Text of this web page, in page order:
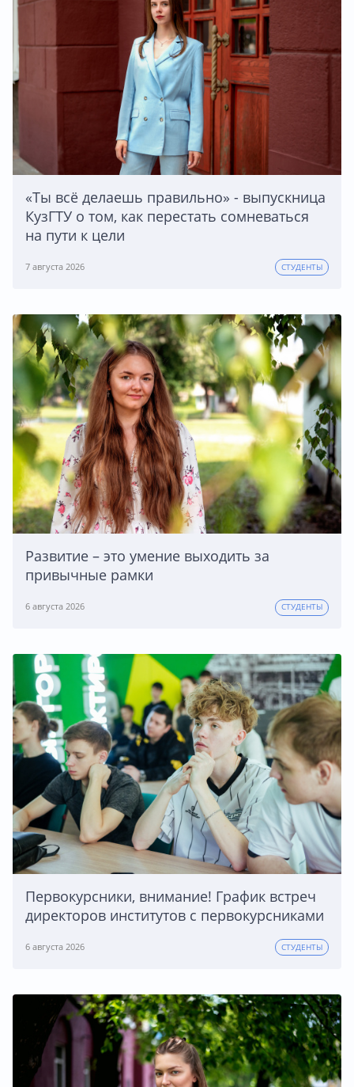
«Ты всё делаешь правильно» - выпускница
КузГТУ о том, как перестать сомневаться
на пути к цели
7 августа 2026 СТУДЕНТЫ
Развитие – это умение выходить за
привычные рамки
6 августа 2026 СТУДЕНТЫ
Первокурсники, внимание! График встреч
директоров институтов с первокурсниками
6 августа 2026 СТУДЕНТЫ